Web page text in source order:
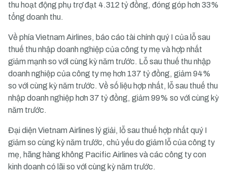
thu hoạt động phụ trợ đạt 4.312 tỷ đồng, đóng góp hơn 33%
tổng doanh thu.
Về phía Vietnam Airlines, báo cáo tài chính quý I của lỗ sau
thuế thu nhập doanh nghiệp của công ty mẹ và hợp nhất
giảm mạnh so với cùng kỳ năm trước. Lỗ sau thuế thu nhập
doanh nghiệp của công ty mẹ hơn 137 tỷ đồng, giảm 94%
so với cùng kỳ năm trước. Về số liệu hợp nhất, lỗ sau thuế thu
nhập doanh nghiệp hơn 37 tỷ đồng, giảm 99% so với cùng kỳ
năm trước.
Đại diện Vietnam Airlines lý giải, lỗ sau thuế hợp nhất quý I
giảm so cùng kỳ năm trước, chủ yếu do giảm lỗ của công ty
mẹ, hãng hàng không Pacific Airlines và các công ty con
kinh doanh có lãi so với cùng kỳ năm trước.